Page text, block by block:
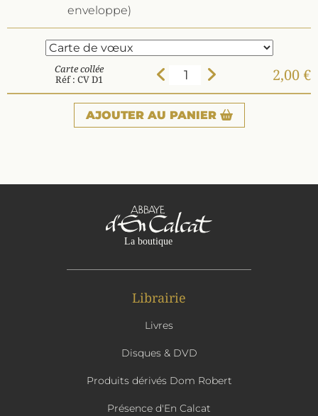
enveloppe)
Carte collée
Réf : CV D1
2,00 €
AJOUTER AU PANIER
Librairie
Livres
Disques & DVD
Produits dérivés Dom Robert
Présence d'En Calcat